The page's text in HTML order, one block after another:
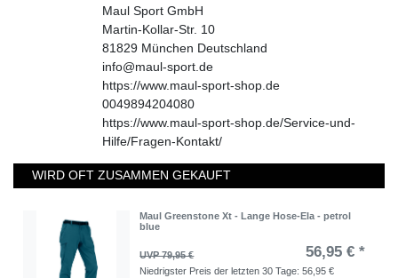
Maul Sport GmbH
Martin-Kollar-Str. 10
81829 München Deutschland
info@maul-sport.de
https://www.maul-sport-shop.de
0049894204080
https://www.maul-sport-shop.de/Service-und-
Hilfe/Fragen-Kontakt/
WIRD OFT ZUSAMMEN GEKAUFT
Maul Greenstone Xt - Lange Hose-Ela - petrol
blue
UVP 79,95 € 56,95 € *
Niedrigster Preis der letzten 30 Tage:56,95 €